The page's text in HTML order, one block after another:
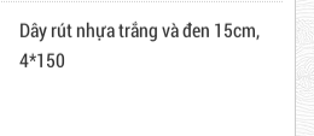
Trắng Và Đen 20cm
phẩm: DRN20cm
4*150